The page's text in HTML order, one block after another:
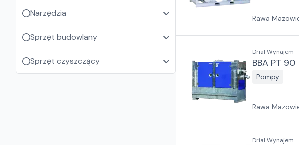
Narzędzia
Sprzęt budowlany
Sprzęt czyszczący
Rawa
Drial Wynajem
BBA PT 90
Pompy
Rawa
Drial Wynajem